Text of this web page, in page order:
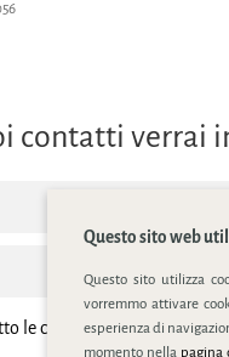
contatti verrai
le condizione della privacy
Questo sito web
Questo sito utilizza
vorremmo attivare
esperienza di
momento nella pagina